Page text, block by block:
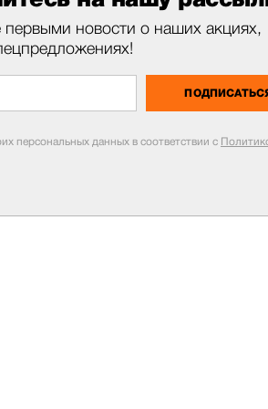
первыми новости о наших акциях,
персональных данных в соответствии с